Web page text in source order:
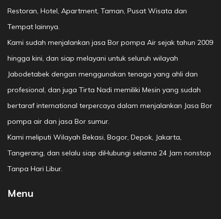
Restoran, Hotel, Apartment, Taman, Pusat Wisata dan
Tempat lainnya.
Kami sudah menjalankan jasa Bor pompa Air sejak tahun 2009
hingga kini, dan siap melayani untuk seluruh wilayah
Jabodetabek dengan menggunakan tenaga yang ahli dan
profesional, dan juga Tirta Nadi memiliki Mesin yang sudah
bertaraf international terpercaya dalam menjalankan Jasa Bor
pompa air dan jasa Bor sumur.
Kami meliputi Wilayah Bekasi, Bogor, Depok, Jakarta,
Tangerang, dan selalu siap diHubungi selama 24 Jam nonstop
Tanpa Hari Libur.
Menu